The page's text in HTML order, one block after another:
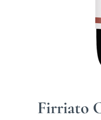
Firriato